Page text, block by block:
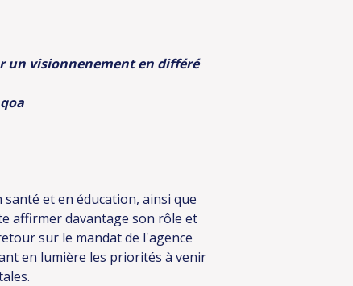
un visionnenement en différé
et en éducation, ainsi que
affirmer davantage son rôle et
sur le mandat de l'agence
en lumière les priorités à venir